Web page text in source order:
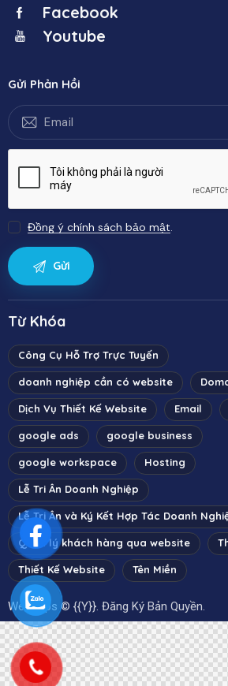
Facebook
Youtube
Gửi Phản Hồi
Đồng ý chính sách bảo mật.
Từ Khóa
Công Cụ Hỗ Trợ Trực Tuyến
doanh nghiệp cần có website
Dịch Vụ Thiết Kế Website Email
google ads google business
google workspace Hosting
Lễ Tri Ân Doanh Nghiệp
Lễ Tri Ân và Ký Kết Hợp Tác Doanh
Quản lý khách hàng qua website
Thiết Kế Website Tên Miền
WebApps © {{Y}}. Đăng Ký Bản Quyền.